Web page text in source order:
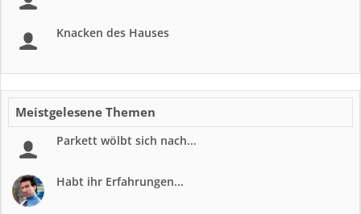
Knacken des Hauses
Meistgelesene Themen
Parkett wölbt sich nach...
Habt ihr Erfahrungen...